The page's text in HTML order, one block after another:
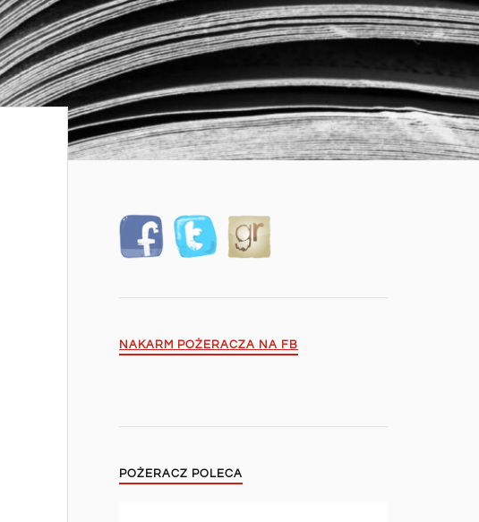
NAKARM POŻERACZA NA FB
POŻERACZ POLECA